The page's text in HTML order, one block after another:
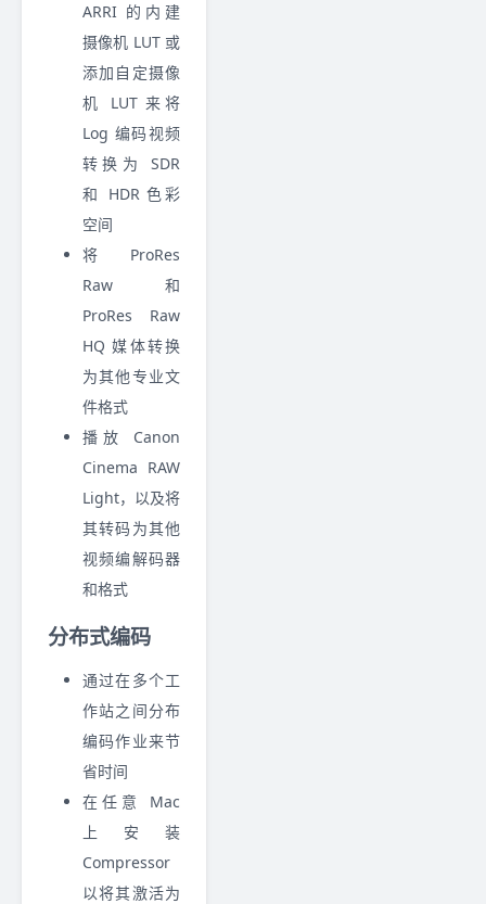
ARRI 的内建
摄像机 LUT 或
添加自定摄像
机 LUT 来将
Log 编码视频
转换为 SDR
和 HDR 色彩
空间
将 ProRes
Raw 和
ProRes Raw
HQ 媒体转换
为其他专业文
件格式
播放 Canon
Cinema RAW
Light，以及将
其转码为其他
视频编解码器
和格式
分布式编码
通过在多个工
作站之间分布
编码作业来节
省时间
在任意 Mac
上安装
Compressor
以将其激活为